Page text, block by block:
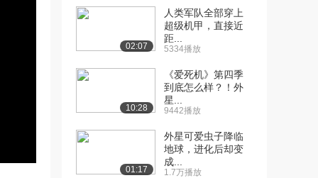
02:07
人类军队全部穿上
超级机甲，直接近
距...
5334播放
10:28
《爱死机》第四季
到底怎么样？！外
星...
9442播放
01:17
外星可爱虫子降临
地球，进化后却变
成...
1.7万播放